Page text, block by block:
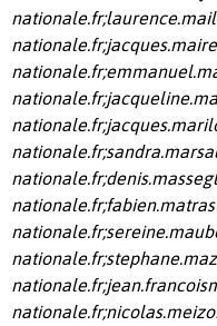
nationale.fr;
nationale.fr;
nationale.fr;
nationale.fr;
nationale.fr;
nationale.fr;
nationale.fr;
nationale.fr;
nationale.fr;
nationale.fr;
nationale.fr;
nationale.fr;